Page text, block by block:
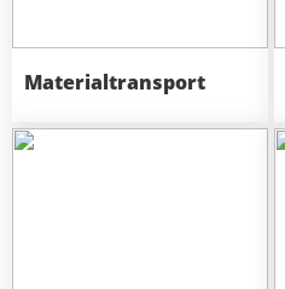
Materialtransport